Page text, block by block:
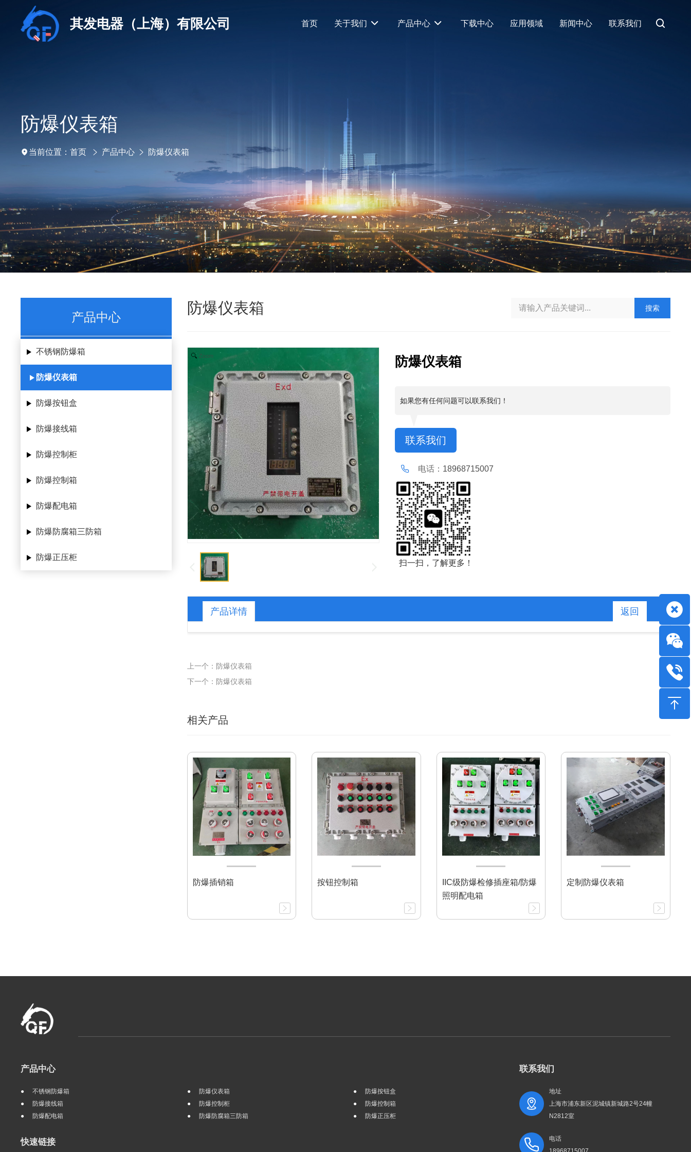
其发电器（上海）有限公司 首页 关于我们 产品中心 下载中心 应用领域 新闻中心 联系我们
防爆仪表箱
当前位置：首页 产品中心 防爆仪表箱
产品中心
不锈钢防爆箱
防爆仪表箱
防爆按钮盒
防爆接线箱
防爆控制柜
防爆控制箱
防爆配电箱
防爆防腐箱三防箱
防爆正压柜
防爆仪表箱 搜索
Zoom 防爆仪表箱
如果您有任何问题可以联系我们！
联系我们
电话： 18968715007
扫一扫，了解更多！
产品详情 返回
上一个：防爆仪表箱
下一个：防爆仪表箱
相关产品
防爆插销箱 按钮控制箱
IIC级防爆检修插座箱/防爆
照明配电箱
定制防爆仪表箱
产品中心
不锈钢防爆箱 防爆仪表箱
防爆按钮盒
防爆接线箱
防爆控制柜
防爆控制箱
防爆配电箱
防爆防腐箱三防箱 防爆正压柜
快速链接
联系我们
地址
上海市浦东新区泥城镇新城路2号24幢
N2812室
电话